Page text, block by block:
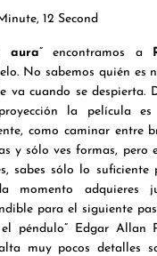
12 Second
aura” encontramos a
No sabemos quién es
va cuando se despierta.
la película
como caminar entre
y sólo ves formas, pero
sabes sólo lo suficiente
momento adquieres
para el siguiente
péndulo” Edgar Allan
muy pocos detalles